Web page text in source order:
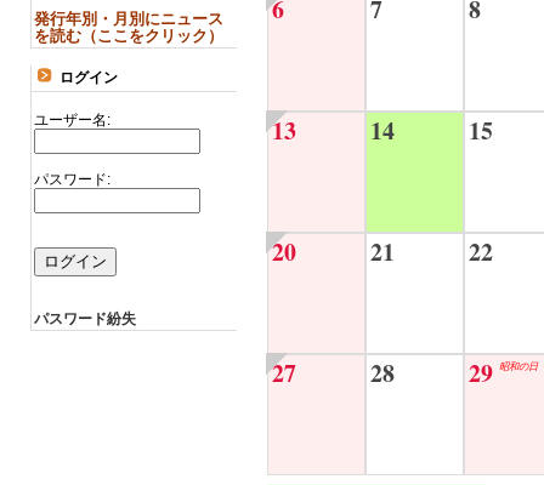
発行年別・月別にニュース
を読む（ここをクリック）
ログイン
ユーザー名:
パスワード:
パスワード紛失
6 7 8
13 14 15
20 21 22
27 28 29 昭和の日